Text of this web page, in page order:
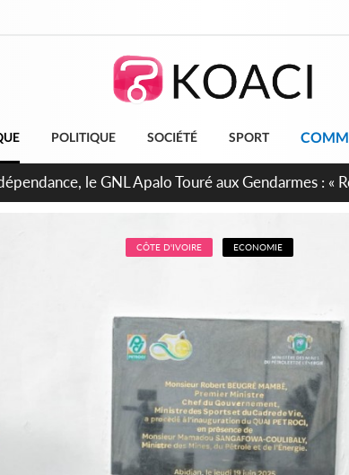
POLITIQUE SOCIÉTÉ SPORT
de réforme constitutionnelle en gestation,
CÔTE D'IVOIRE ECONOMIE